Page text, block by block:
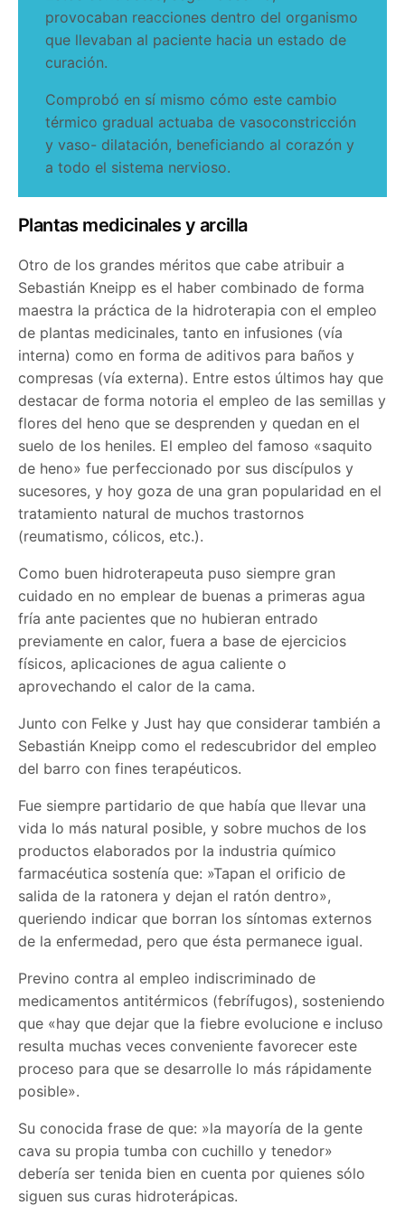
provocaban reacciones dentro del organismo
que llevaban al paciente hacia un estado de
curación.
Comprobó en sí mismo cómo este cambio
térmico gradual actuaba de vasoconstricción
y vaso- dilatación, beneficiando al corazón y
a todo el sistema nervioso.
Plantas medicinales y arcilla
Otro de los grandes méritos que cabe atribuir a
Sebastián Kneipp es el haber combinado de forma
maestra la práctica de la hidroterapia con el empleo
de plantas medicinales, tanto en infusiones (vía
interna) como en forma de aditivos para baños y
compresas (vía externa). Entre estos últimos hay que
destacar de forma notoria el empleo de las semillas y
flores del heno que se desprenden y quedan en el
suelo de los heniles. El empleo del famoso «saquito
de heno» fue perfeccionado por sus discípulos y
sucesores, y hoy goza de una gran popularidad en el
tratamiento natural de muchos trastornos
(reumatismo, cólicos, etc.).
Como buen hidroterapeuta puso siempre gran
cuidado en no emplear de buenas a primeras agua
fría ante pacientes que no hubieran entrado
previamente en calor, fuera a base de ejercicios
físicos, aplicaciones de agua caliente o
aprovechando el calor de la cama.
Junto con Felke y Just hay que considerar también a
Sebastián Kneipp como el redescubridor del empleo
del barro con fines terapéuticos.
Fue siempre partidario de que había que llevar una
vida lo más natural posible, y sobre muchos de los
productos elaborados por la industria químico
farmacéutica sostenía que: »Tapan el orificio de
salida de la ratonera y dejan el ratón dentro»,
queriendo indicar que borran los síntomas externos
de la enfermedad, pero que ésta permanece igual.
Previno contra al empleo indiscriminado de
medicamentos antitérmicos (febrífugos), sosteniendo
que «hay que dejar que la fiebre evolucione e incluso
resulta muchas veces conveniente favorecer este
proceso para que se desarrolle lo más rápidamente
posible».
Su conocida frase de que: »la mayoría de la gente
cava su propia tumba con cuchillo y tenedor»
debería ser tenida bien en cuenta por quienes sólo
siguen sus curas hidroterápicas.